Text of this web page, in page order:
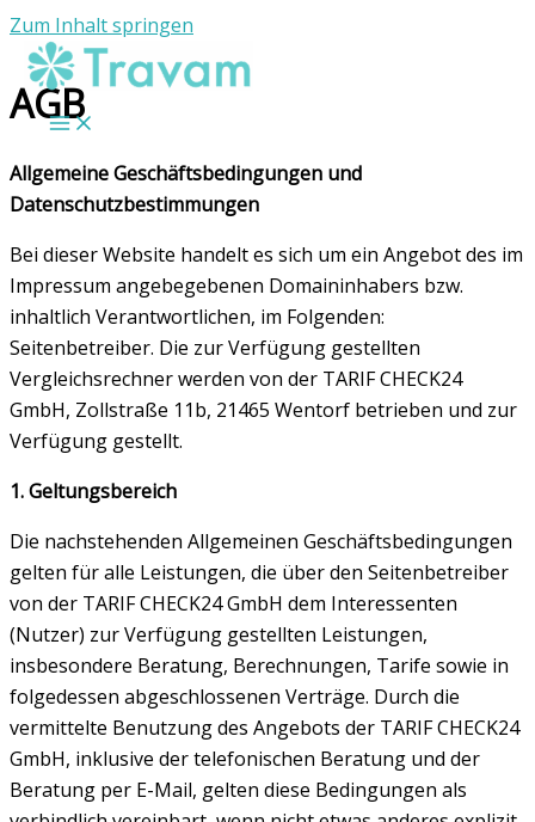
Zum Inhalt springen
AGB
Allgemeine Geschäftsbedingungen und
Datenschutzbestimmungen
Bei dieser Website handelt es sich um ein Angebot des im
Impressum angebegebenen Domaininhabers bzw.
inhaltlich Verantwortlichen, im Folgenden:
Seitenbetreiber. Die zur Verfügung gestellten
Vergleichsrechner werden von der TARIF CHECK24
GmbH, Zollstraße 11b, 21465 Wentorf betrieben und zur
Verfügung gestellt.
1. Geltungsbereich
Die nachstehenden Allgemeinen Geschäftsbedingungen
gelten für alle Leistungen, die über den Seitenbetreiber
von der TARIF CHECK24 GmbH dem Interessenten
(Nutzer) zur Verfügung gestellten Leistungen,
insbesondere Beratung, Berechnungen, Tarife sowie in
folgedessen abgeschlossenen Verträge. Durch die
vermittelte Benutzung des Angebots der TARIF CHECK24
GmbH, inklusive der telefonischen Beratung und der
Beratung per E-Mail, gelten diese Bedingungen als